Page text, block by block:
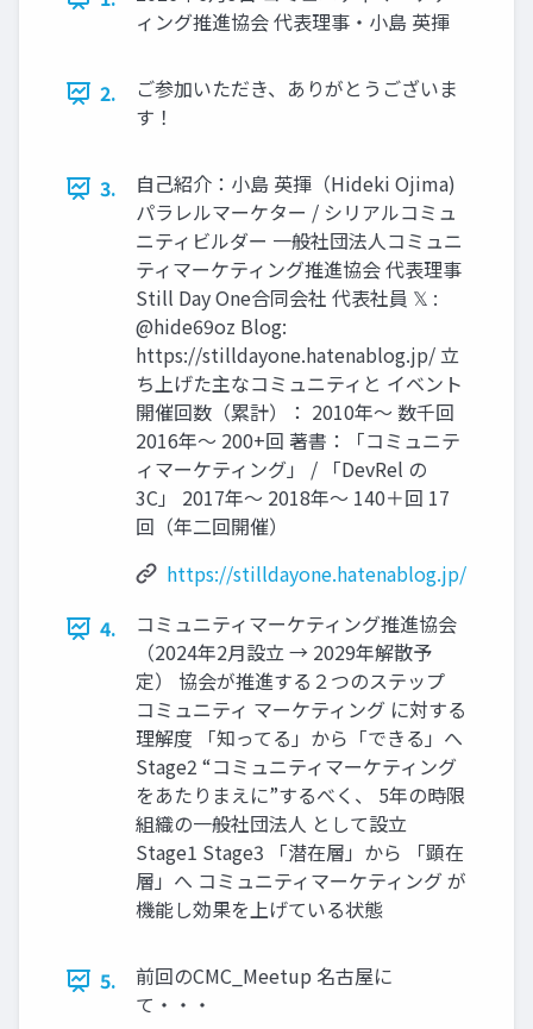
ィング推進協会 代表理事・小島 英揮
2.
ご参加いただき、ありがとうございま
す！
3.
自己紹介：小島 英揮（Hideki Ojima)
パラレルマーケター / シリアルコミュ
ニティビルダー 一般社団法人コミュニ
ティマーケティング推進協会 代表理事
Still Day One合同会社 代表社員 𝕏 :
@hide69oz Blog:
https://stilldayone.hatenablog.jp/ 立
ち上げた主なコミュニティと イベント
開催回数（累計）： 2010年～ 数千回
2016年～ 200+回 著書：「コミュニテ
ィマーケティング」 / 「DevRel の
3C」 2017年～ 2018年～ 140＋回 17
回（年二回開催）
https://stilldayone.hatenablog.jp/
4.
コミュニティマーケティング推進協会
（2024年2月設立 → 2029年解散予
定） 協会が推進する２つのステップ
コミュニティ マーケティング に対する
理解度 「知ってる」から「できる」へ
Stage2 “コミュニティマーケティング
をあたりまえに”するべく、 5年の時限
組織の一般社団法人 として設立
Stage1 Stage3 「潜在層」から 「顕在
層」へ コミュニティマーケティング が
機能し効果を上げている状態
5.
前回のCMC_Meetup 名古屋に
て・・・